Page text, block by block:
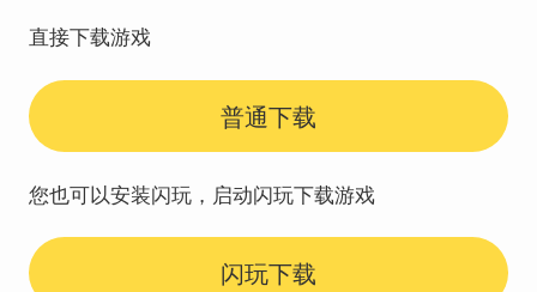
直接下载游戏
普通下载
您也可以安装闪玩，启动闪玩下载游戏
闪玩下载